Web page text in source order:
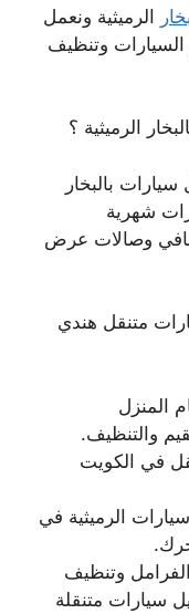
الرميثية ونعمل
وتنظيف
الرميثية ؟
بالبخار
شهرية
وصالات عرض
متنقل هندي
المنزل
والتنظيف.
في الكويت
الرميثية في
وتنظيف
سيارات متنقلة